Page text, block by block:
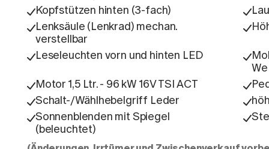
Kopfstützen hinten (3-fach)
Lenksäule (Lenkrad) mechan.
verstellbar
Leseleuchten vorn und hinten LED
Motor 1,5 Ltr. - 96 kW 16V TSI ACT
Schalt-/Wählhebelgriff Leder
Sonnenblenden mit Spiegel
(beleuchtet)